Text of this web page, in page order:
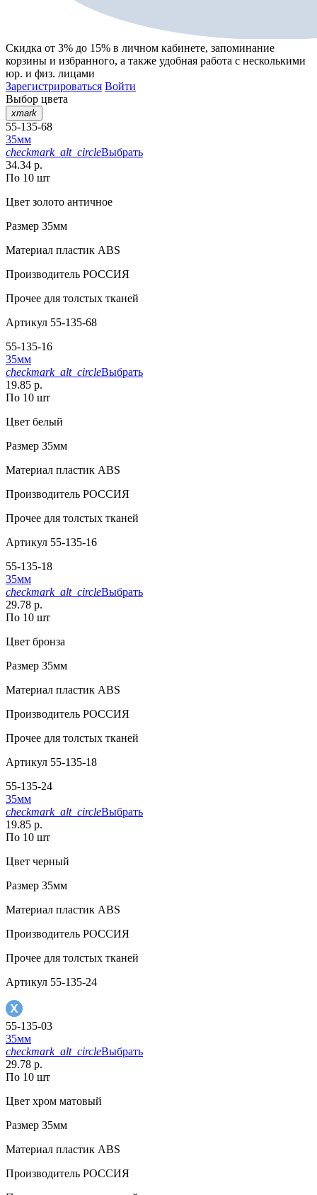
Скидка от 3% до 15% в личном кабинете, запоминание
корзины и избранного, а также удобная работа с несколькими
юр. и физ. лицами
Зарегистрироваться Войти
Выбор цвета
xmark
55-135-68
35мм
checkmark_alt_circleВыбрать
34.34 р.
По 10 шт
Цвет золото античное
Размер 35мм
Материал пластик АВS
Производитель РОССИЯ
Прочее для толстых тканей
Артикул 55-135-68
55-135-16
35мм
checkmark_alt_circleВыбрать
19.85 р.
По 10 шт
Цвет белый
Размер 35мм
Материал пластик АВS
Производитель РОССИЯ
Прочее для толстых тканей
Артикул 55-135-16
55-135-18
35мм
checkmark_alt_circleВыбрать
29.78 р.
По 10 шт
Цвет бронза
Размер 35мм
Материал пластик АВS
Производитель РОССИЯ
Прочее для толстых тканей
Артикул 55-135-18
55-135-24
35мм
checkmark_alt_circleВыбрать
19.85 р.
По 10 шт
Цвет черный
Размер 35мм
Материал пластик АВS
Производитель РОССИЯ
Прочее для толстых тканей
Артикул 55-135-24
55-135-03
35мм
checkmark_alt_circleВыбрать
29.78 р.
По 10 шт
Цвет хром матовый
Размер 35мм
Материал пластик АВS
Производитель РОССИЯ